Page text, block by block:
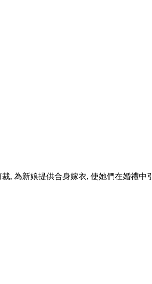
, 為新娘提供合身嫁衣, 使她們在婚禮中